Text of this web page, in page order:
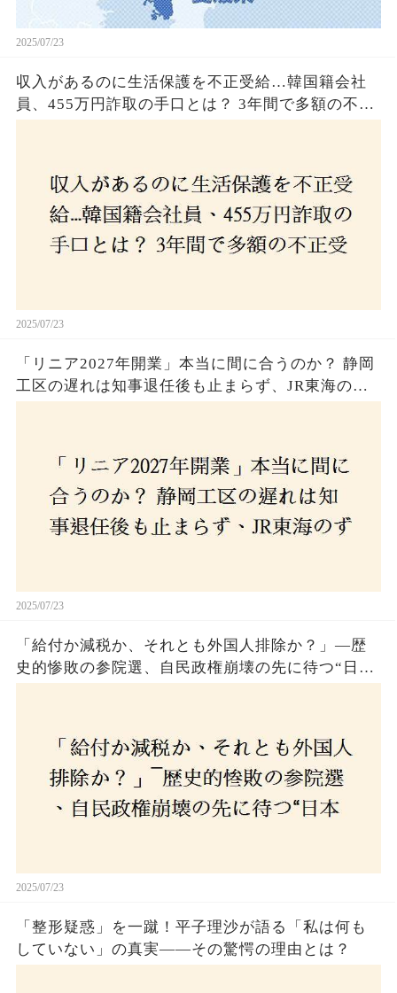
2025/07/23
収入があるのに生活保護を不正受給…韓国籍会社
員、455万円詐取の手口とは？ 3年間で多額の不正
2025/07/23
「リニア2027年開業」本当に間に合うのか？ 静岡
工区の遅れは知事退任後も止まらず、JR東海のず
2025/07/23
「給付か減税か、それとも外国人排除か？」―歴
史的惨敗の参院選、自民政権崩壊の先に待つ“日本
2025/07/23
「整形疑惑」を一蹴！平子理沙が語る「私は何も
していない」の真実——その驚愕の理由とは？